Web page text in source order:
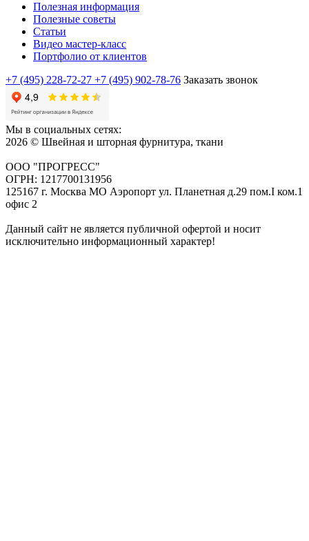
Полезная информация
Полезные советы
Статьи
Видео мастер-класс
Портфолио от клиентов
+7 (495) 228-72-27 +7 (495) 902-78-76 Заказать звонок
Мы в социальных сетях:
2026 © Швейная и шторная фурнитура, ткани
ООО "ПРОГРЕСС"
ОГРН: 1217700131956
125167 г. Москва МО Аэропорт ул. Планетная д.29 пом.I ком.1
офис 2
Данный сайт не является публичной офертой и носит
исключительно информационный характер!